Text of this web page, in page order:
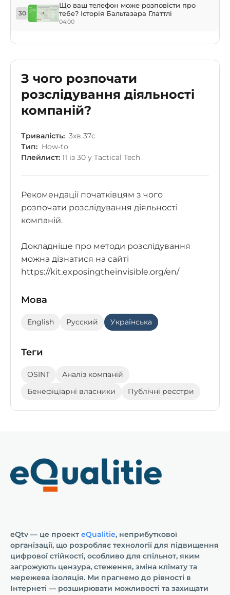
З чого розпочати
розслідування діяльності
компаній?
Тривалість: 3хв 37с
Тип: How-to
Плейлист: 11 із 30 у Tactical Tech
Рекомендації початківцям з чого
розпочати розслідування діяльності
компаній.
Докладніше про методи розслідування
можна дізнатися на сайті
https://kit.exposingtheinvisible.org/en/
Мова
English Русский Українська
Теги
OSINT
Аналіз компаній
Бенефіціарні власники
Публічні реєстри
30
Що ваш телефон може розповісти про
тебе? Історія Бальтазара Глаттлі
04:00
eQtv — це проект eQualitie, неприбуткової
організації, що розробляє технології для підвищення
цифрової стійкості, особливо для спільнот, яким
загрожують цензура, стеження, зміна клімату та
мережева ізоляція. Ми прагнемо до рівності в
Інтернеті — розширювати можливості та захищати